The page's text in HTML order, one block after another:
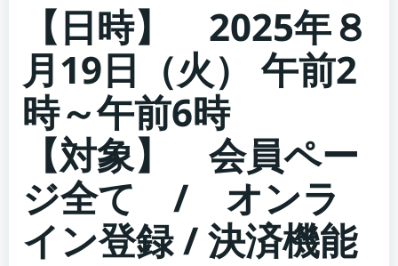
【日時】 2025年８
月19日（火） 午前2
時～午前6時
【対象】 会員ペー
ジ全て / オンラ
イン登録 / 決済機能